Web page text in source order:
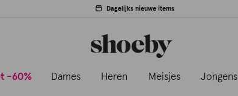
Dagelijks nieuwe items
-60% Dames Heren Meisjes Jongens